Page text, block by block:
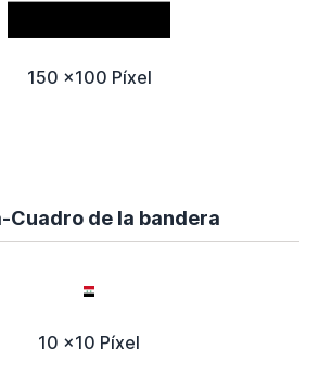
150 x100 Píxel
Cuadro de la bandera
10 x10 Píxel